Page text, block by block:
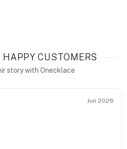
HAPPY CUSTOMERS
story with Onecklace
Jun 2026